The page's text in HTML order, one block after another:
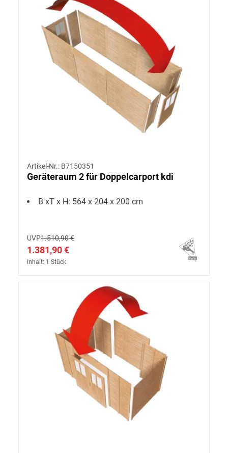
Artikel-Nr.: B7150351
Geräteraum 2 für Doppelcarport kdi
B xT x H: 564 x 204 x 200 cm
UVP1.510,90 €
1.381,90 €
Inhalt: 1 Stück